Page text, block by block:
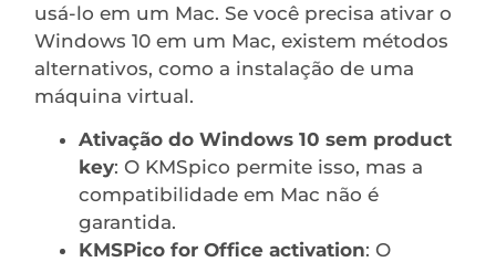
usá-lo em um Mac. Se você precisa ativar o
Windows 10 em um Mac, existem métodos
alternativos, como a instalação de uma
máquina virtual.
Ativação do Windows 10 sem product
key: O KMSpico permite isso, mas a
compatibilidade em Mac não é
garantida.
KMSPico for Office activation: O